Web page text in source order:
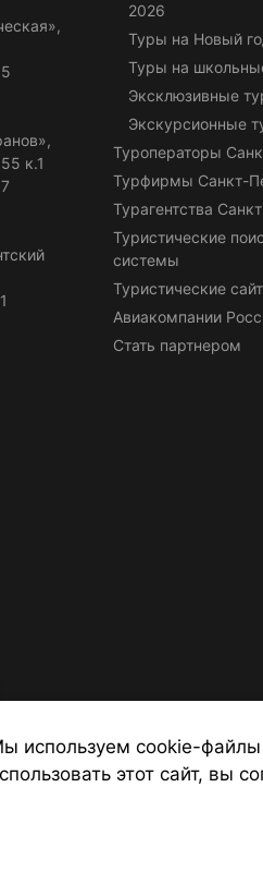
к.1
2026
Туры на Новый
Туры на
Эксклюзивные
Экскурсионные
Туроператоры
Турфирмы Санкт-
Турагентства
Туристические
системы
Туристические
Авиакомпании
Стать партнером
- Поиск туров от
используем cookie-
этот сайт, вы